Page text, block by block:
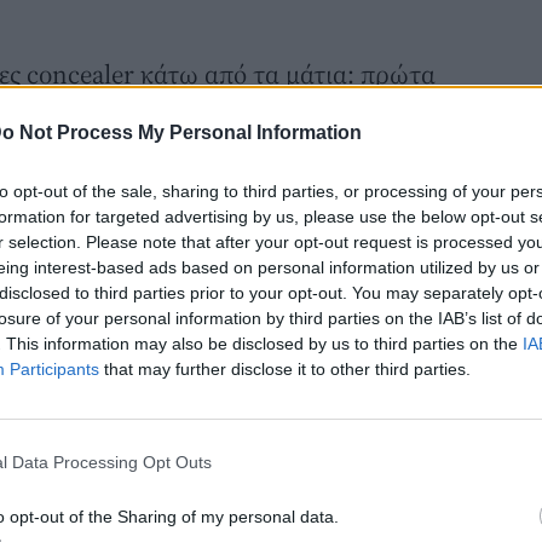
Not Process My Personal Information
opt-out of the sale, sharing to third parties, or processing of your
for targeted advertising by us, please use the below opt-out
selection. Please note that after your opt-out request is processed
interest-based ads based on personal information utilized by us
to third parties prior to your opt-out. You may separately
of your personal information by third parties on the IAB’s list of
This information may also be disclosed by us to third parties on the
Participants that may further disclose it to other third parties.
Data Processing Opt Outs
opt-out of the Sharing of my personal data.
concealer κάτω από τα μάτια: πρώτα
concealer κοντά στην εσωτερική γωνία,
πιο σκούρα απόχρωση και τέλος το
στην πιο εξωτερική γωνία.
κάνειπολλαπλέςεργασίες, κρύβει
ενώ ανασηκώνει και τα ζυγωματικά. Το
να χρησιμοποιήσετε πολλά
σας και απαλές, ταμποναριστές
και ποιο ρουζ;
εσωτερικές γωνίες των ματιών και μετά
έναν τόνοπιο ανοιχτό από το